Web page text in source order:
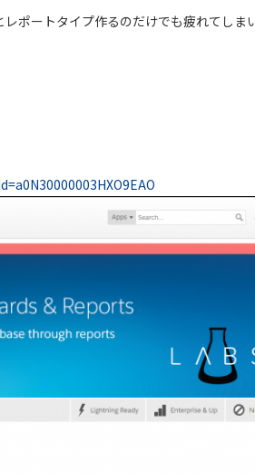
ポートタイプ作るのだけでも疲れてしま